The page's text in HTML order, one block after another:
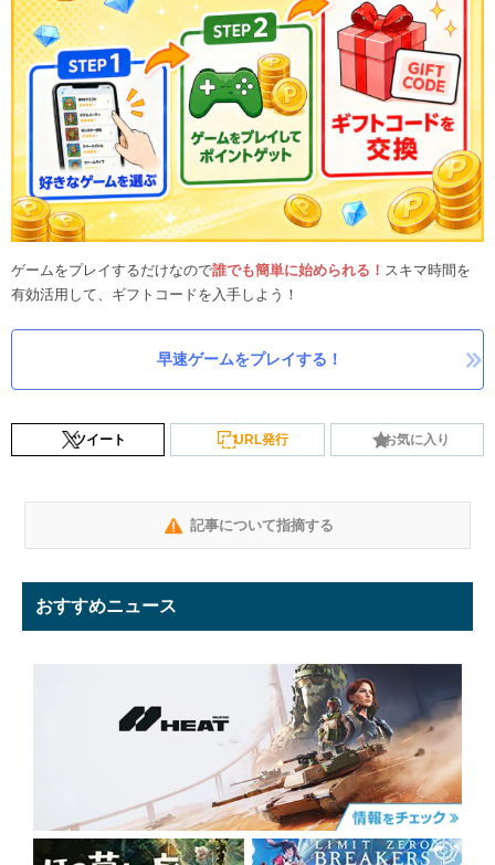
ゲームをプレイするだけなので誰でも簡単に始められる！ スキマ時間を
有効活用して、ギフトコードを入手しよう！
早速ゲームをプレイする！
ツイート URL発行 お気に入り
記事について指摘する
おすすめニュース